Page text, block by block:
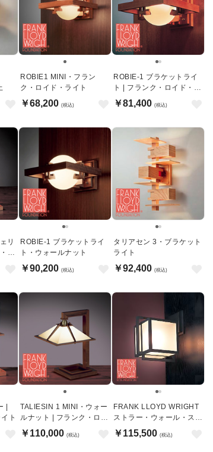
ROBIE1 MINI・フラン
ク・ロイド・ライト
￥68,200 (税込)
ROBIE-1 ブラケットライ
ト | フランク・ロイド・ラ
イト
￥81,400 (税込)
リ
ラ
ROBIE-1 ブラケットライ
ト・ウォールナット
￥90,200 (税込)
タリアセン 3・ブラケット
ライト
￥92,400 (税込)
|
ト
TALIESIN 1 MINI・ウォー
ルナット | フランク・ロイ
ド・ライト
￥110,000 (税込)
FRANK LLOYD WRIGHT
ストラー・ウォール・スコ
ンス| ブラケットライト
￥115,500 (税込)